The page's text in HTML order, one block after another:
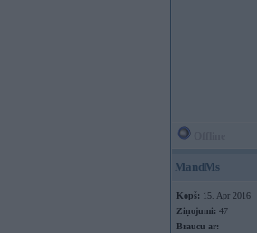
MandMs
Kopš: 15. Apr 2016
Ziņojumi: 47
Braucu ar: